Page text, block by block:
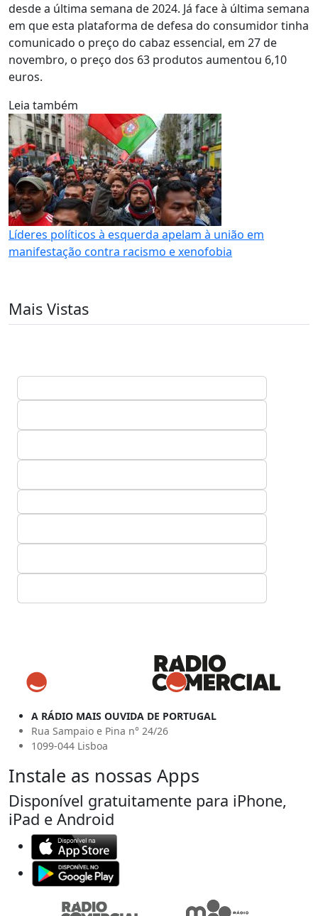
desde a última semana de 2024. Já face à última semana
em que esta plataforma de defesa do consumidor tinha
comunicado o preço do cabaz essencial, em 27 de
novembro, o preço dos 63 produtos aumentou 6,10
euros.
Leia também
Líderes políticos à esquerda apelam à união em
manifestação contra racismo e xenofobia
Mais Vistas
A RÁDIO MAIS OUVIDA DE PORTUGAL
Rua Sampaio e Pina n° 24/26
1099-044 Lisboa
Instale as nossas Apps
Disponível gratuitamente para iPhone,
iPad e Android